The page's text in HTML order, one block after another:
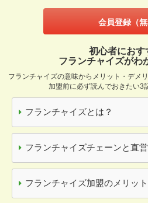
会員登録（無
初心者におす
フランチャイズがわ
フランチャイズの意味からメリット・デメ
加盟前に必ず読んでおきたい3
フランチャイズとは？
フランチャイズチェーンと直
フランチャイズ加盟のメリッ